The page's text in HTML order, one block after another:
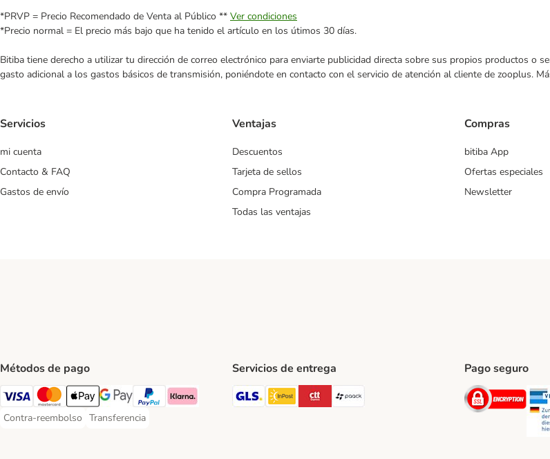
*PRVP = Precio Recomendado de Venta al Público ** Ver condiciones
*Precio normal = El precio más bajo que ha tenido el artículo en los útimos 30 días.
Bitiba tiene derecho a utilizar tu dirección de correo electrónico para enviarte publicidad directa sobre sus propios productos o
gasto adicional a los gastos básicos de transmisión, poniéndote en contacto con el servicio de atención al cliente de zooplus.
Servicios
mi cuenta
Contacto & FAQ
Gastos de envío
Ventajas
Descuentos
Tarjeta de sellos
Compra Programada
Todas las ventajas
Compras
bitiba App
Ofertas especiales
Newsletter
Métodos de pago
Visa Payment Method
Mastercard Payment Method
Apple Pay Payment Method
Google Pay Payment Method
PayPal Payment Method
Klarna Payment Method
Contra-reembolso
Contra-reembolso Payment Method
Transferencia
Transferencia Payment Method
Servicios de entrega
GLS Shipping Method
InPost Shipping Method
CTTExpress Shipping Method
paack Shipping Method
Pago seguro